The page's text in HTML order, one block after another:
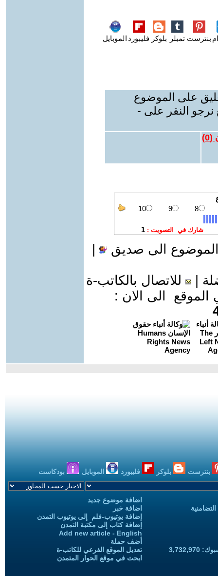
بنترست تمبلر بلوكر فليبورد الموبايل
على الموضوع
نرجو النقر على -
(
0
)
الى صديق
للاتصال بالكاتب-ة
الى الان :
بنترست بلوكر فليبورد الموبايل بودكاست
اضافة موضوع جديد
اضافة خبر
إضافة يوتيوب-فلم إلى يوتيوب التمدن
إضافة كتاب إلى مكتبة التمدن
Add new article - English
أضف حملة
تعديل الموقع الفرعي للكاتب-ة
ابحث في موقع الحوار المتمدن